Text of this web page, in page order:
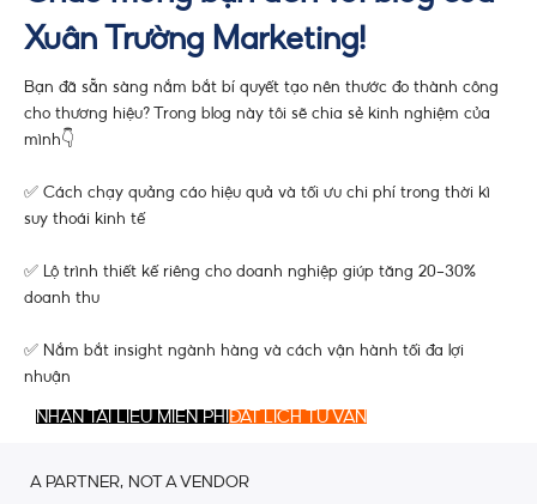
Xuân Trường Marketing!
Bạn đã sẵn sàng nắm bắt bí quyết tạo nên thước đo thành công
cho thương hiệu? Trong blog này tôi sẽ chia sẻ kinh nghiệm của
mình👇
✅ Cách chạy quảng cáo hiệu quả và tối ưu chi phí trong thời kì
suy thoái kinh tế
✅ Lộ trình thiết kế riêng cho doanh nghiệp giúp tăng 20-30%
doanh thu
✅ Nắm bắt insight ngành hàng và cách vận hành tối đa lợi
nhuận
NHẬN TÀI LIỆU MIỄN PHÍ ĐẶT LỊCH TƯ VẤN
A PARTNER, NOT A VENDOR